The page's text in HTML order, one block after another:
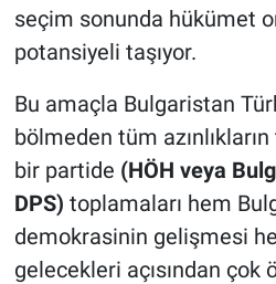
seçim sonunda hükümet
potansiyeli taşıyor.
Bu amaçla Bulgaristan
bölmeden tüm
bir partide (HÖH veya
DPS) toplamaları hem
demokrasinin gelişmesi
gelecekleri açısından çok